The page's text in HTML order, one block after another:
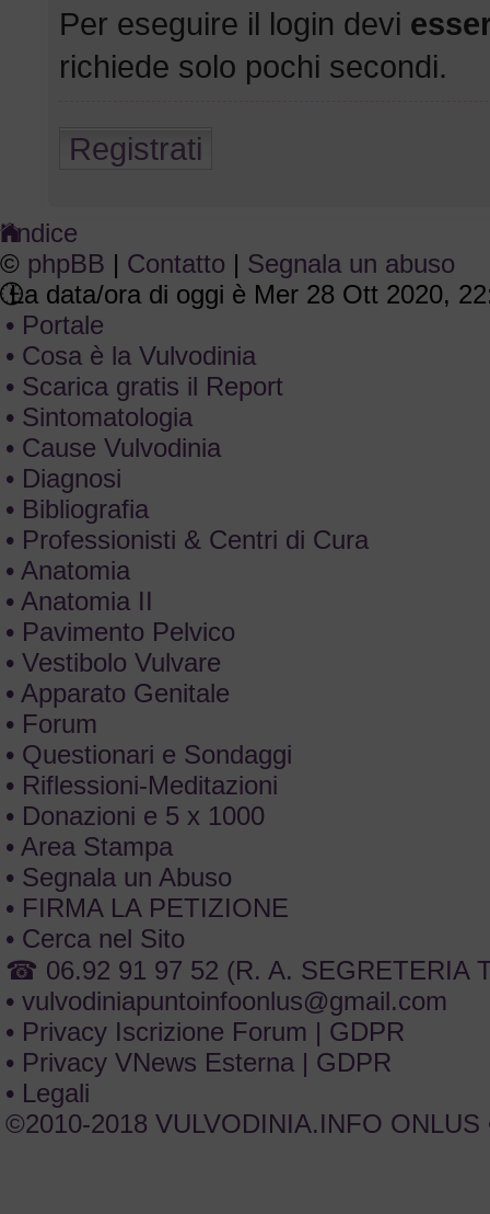
Per eseguire il login devi
richiede solo pochi secondi.
Registrati
Indice
© phpBB | Contatto | Segnala un abuso
La data/ora di oggi è Mer 28 Ott 2020,
• Portale
• Cosa è la Vulvodinia
• Scarica gratis il Report
• Sintomatologia
• Cause Vulvodinia
• Diagnosi
• Bibliografia
• Professionisti & Centri di Cura
• Anatomia
• Anatomia II
• Pavimento Pelvico
• Vestibolo Vulvare
• Apparato Genitale
• Forum
• Questionari e Sondaggi
• Riflessioni-Meditazioni
• Donazioni e 5 x 1000
• Area Stampa
• Segnala un Abuso
• FIRMA LA PETIZIONE
• Cerca nel Sito
☎ 06.92 91 97 52 (R. A. SEGRETERIA
• vulvodiniapuntoinfoonlus@gmail.com
• Privacy Iscrizione Forum | GDPR
• Privacy VNews Esterna | GDPR
• Legali
©2010-2018 VULVODINIA.INFO ONLUS